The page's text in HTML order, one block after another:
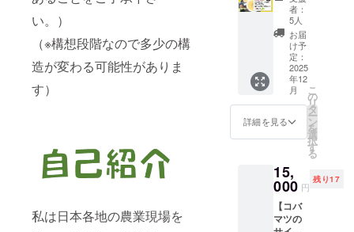
い。）
（※構想段階なので多少の構
造が変わる可能性がありま
す）
私は日本各地の農業現場を
報発信
が可能
です！
皆で楽
しく農
業トー
クをし
ましょ
う！）
▼リ
認事項
▼ ※③
になり
ます。
FBグ
ループ
にご招
待！コ
バマツ
が作
る、農
業情報
を交換
できる
プにご
招待し
ます！
もちろ
ん、皆
籍1冊×
番外編
推し農
家電子
冊子 ×
お礼
メッ
セージ
北海道
旭川市
東鷹栖
の川添
スイー
トコー
ンを
使った
コーン
者：
5人
お届
け予
定：
2025
年12
月
詳細を見る
こ
の
リ
タ
ー
ン
を
選
択
す
る
15,
000 円
残り17
【コバ
マツの